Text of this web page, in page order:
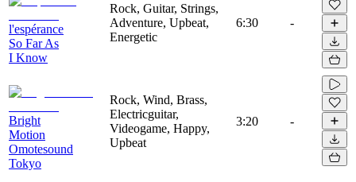
l'espérance
So Far As
I Know
Rock, Guitar, Strings,
Adventure, Upbeat,
Energetic
6:30 -
Bright
Motion
Omotesound
Tokyo
Rock, Wind, Brass,
Electricguitar,
Videogame, Happy,
Upbeat
3:20 -